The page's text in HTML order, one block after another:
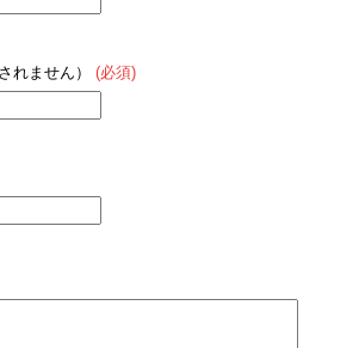
れません） (必須)